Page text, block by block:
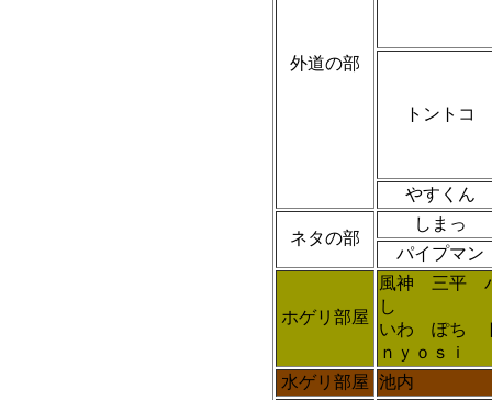
外道の部
トントコ
やすくん
ネタの部
しまっ
パイプマン
ホゲリ部屋
風神 三平
し
いわ ぽち
ｎｙｏｓｉ
水ゲリ部屋 池内